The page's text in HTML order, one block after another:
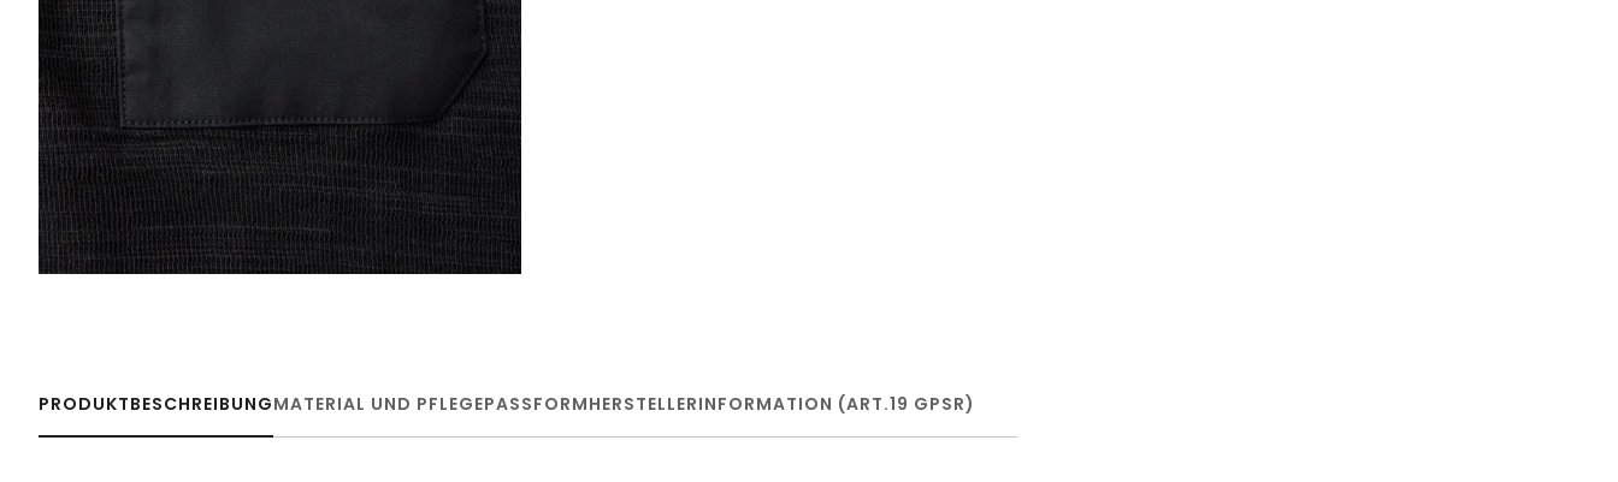
PRODUKTBESCHREIBUNGMATERIAL UND PFLEGEPASSFORMHERSTELLERINFORMATION (ART.19 GPSR)